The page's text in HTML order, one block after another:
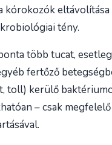
kórokozók
tény.
több tucat,
fertőző
toll) kerülő
– csak